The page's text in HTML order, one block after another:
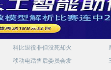
科比退役非但没死却火
移动电话售后委员会发